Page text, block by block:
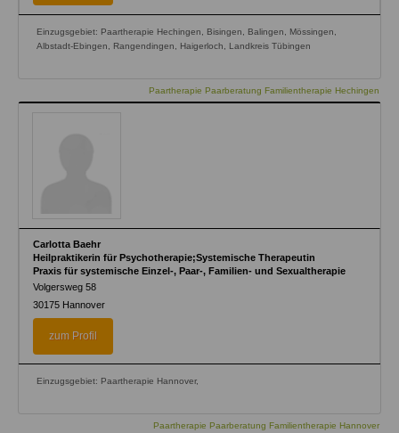
Einzugsgebiet: Paartherapie Hechingen, Bisingen, Balingen, Mössingen,
Albstadt-Ebingen, Rangendingen, Haigerloch, Landkreis Tübingen
Paartherapie Paarberatung Familientherapie Hechingen
Carlotta Baehr
Heilpraktikerin für Psychotherapie;Systemische Therapeutin
Praxis für systemische Einzel-, Paar-, Familien- und Sexualtherapie
Volgersweg 58
30175 Hannover
zum Profil
Einzugsgebiet: Paartherapie Hannover,
Paartherapie Paarberatung Familientherapie Hannover